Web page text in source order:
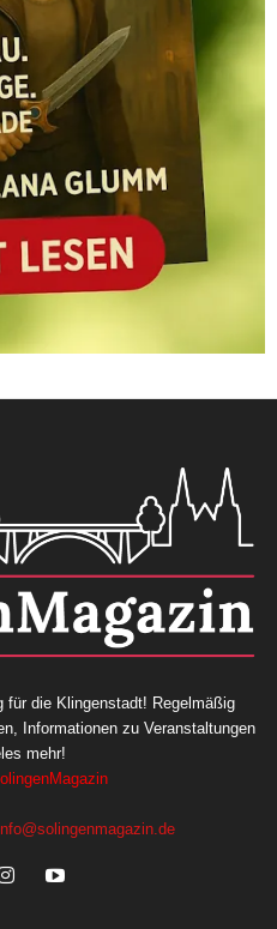
für die Klingenstadt! Regelmäßig
Informationen zu Veranstaltungen
mehr!